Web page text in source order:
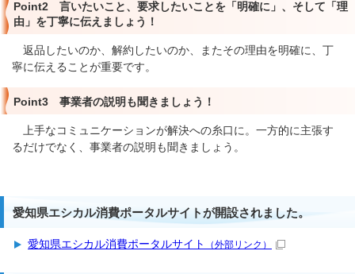
Point2 言いたいこと、要求したいことを「明確に」、そして「理
由」を丁寧に伝えましょう！
返品したいのか、解約したいのか、またその理由を明確に、丁
寧に伝えることが重要です。
Point3 事業者の説明も聞きましょう！
上手なコミュニケーションが解決への糸口に。一方的に主張す
るだけでなく、事業者の説明も聞きましょう。
愛知県エシカル消費ポータルサイトが開設されました。
愛知県エシカル消費ポータルサイト （外部リンク）